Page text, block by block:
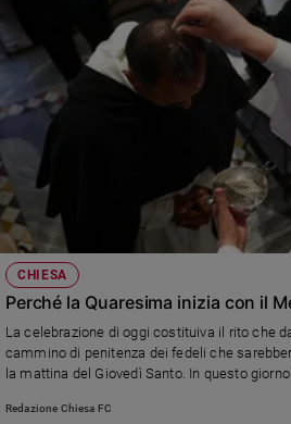
di
valore
della
settimana
Migranti
Diversità
inclusione
Costume
Cultura
spettacoli
Sanremo
2026
CHIESA
Perché la Quaresima inizia con il
La celebrazione di oggi costituiva il rito che
cammino di penitenza dei fedeli che
la mattina del Giovedì Santo. In questo
penitenziale, richiamano la caducità della
Redazione Chiesa FC